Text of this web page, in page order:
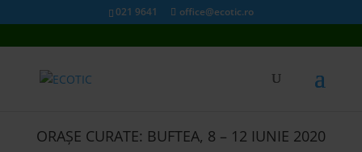
021 9641 office@ecotic.ro
ORAȘE CURATE: BUFTEA, 8 – 12 IUNIE 2020